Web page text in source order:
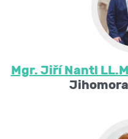
Mgr. Jiří Nantl